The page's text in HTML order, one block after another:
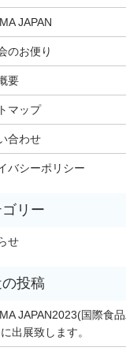
JAPAN
のお便り
要
マップ
合わせ
バシーポリシー
せ
JAPAN2023(国際食
出展致します。